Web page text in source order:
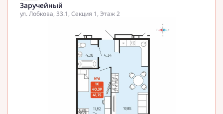
Заручейный
ул. Лобкова, 33.1, Секция 1, Этаж 2